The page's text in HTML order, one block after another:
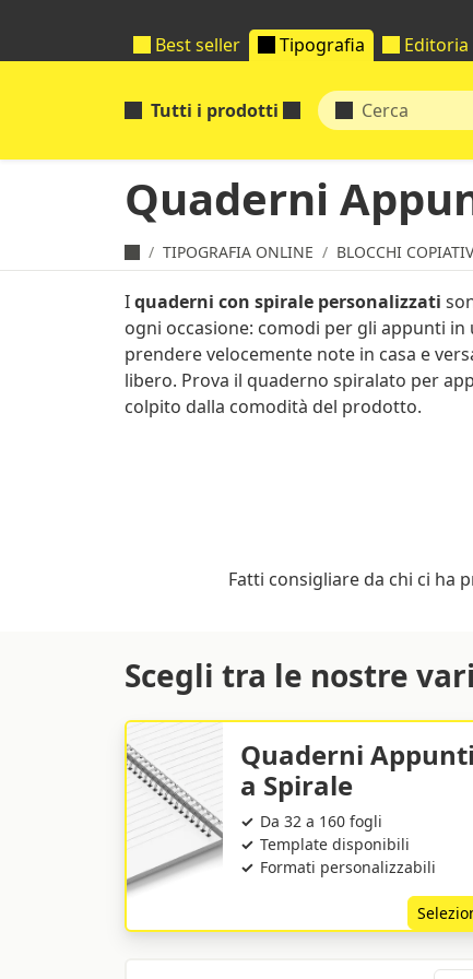
Best seller
Tipografia Editoria
Tutti i prodotti
Quaderni
TIPOGRAFIA ONLINE BLOCCHI
Iquaderni con spirale personalizzati
ogni occasione: comodi per gli appunti
prendere velocemente note in casa e
libero. Prova il quaderno spiralato per
colpito dalla comodità del prodotto.
Fatti consigliare da chi ci ha
Scegli tra le nostre
Quaderni Appunti
a Spirale
Da 32 a 160 fogli
Template disponibili
Formati personalizzabili